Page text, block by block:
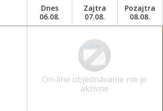
Dnes
06.08.
Zajtra
07.08.
Pozajtra
08.08.
On-line objednávanie nie je
aktívne